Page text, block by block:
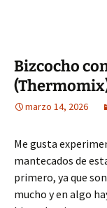
Bizcocho
marzo 14, 2026
Me gusta
mantecados de
primero, ya que
mucho y en algo